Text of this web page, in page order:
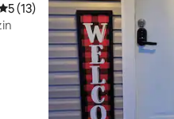
beoordeling van 5
5 (13)